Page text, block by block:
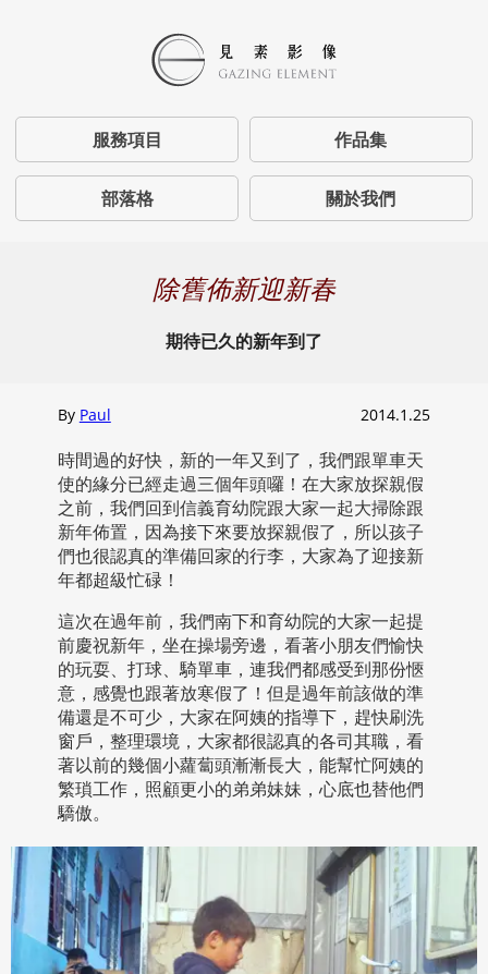
服務項目 作品集
部落格 關於我們
除舊佈新迎新春
期待已久的新年到了
By Paul 2014.1.25
時間過的好快，新的一年又到了，我們跟單車天
使的緣分已經走過三個年頭囉！在大家放探親假
之前，我們回到信義育幼院跟大家一起大掃除跟
新年佈置，因為接下來要放探親假了，所以孩子
們也很認真的準備回家的行李，大家為了迎接新
年都超級忙碌！
這次在過年前，我們南下和育幼院的大家一起提
前慶祝新年，坐在操場旁邊，看著小朋友們愉快
的玩耍、打球、騎單車，連我們都感受到那份愜
意，感覺也跟著放寒假了！但是過年前該做的準
備還是不可少，大家在阿姨的指導下，趕快刷洗
窗戶，整理環境，大家都很認真的各司其職，看
著以前的幾個小蘿蔔頭漸漸長大，能幫忙阿姨的
繁瑣工作，照顧更小的弟弟妹妹，心底也替他們
驕傲。